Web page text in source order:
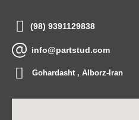
(98) 9391129838
info@partstud.com
Gohardasht , Alborz-Iran